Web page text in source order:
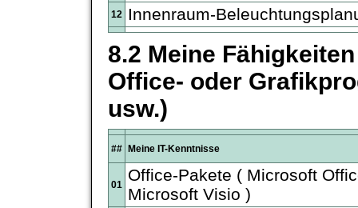
12 Innenraum-
8.2 Meine
Office- oder
usw.)
## Meine IT-Kenntnisse
01
Office-Pakete ( Microsoft
Microsoft Visio )